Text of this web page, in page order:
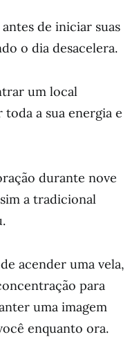
de iniciar suas
o dia desacelera.
um local
a sua energia e
durante nove
a tradicional
acender uma vela,
para
uma imagem
enquanto ora.